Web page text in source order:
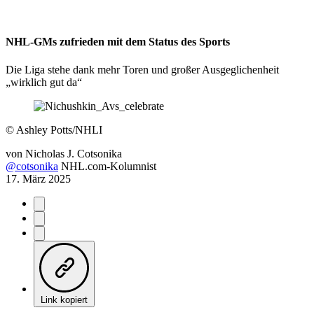
NHL-GMs zufrieden mit dem Status des Sports
Die Liga stehe dank mehr Toren und großer Ausgeglichenheit
„wirklich gut da“
© Ashley Potts/NHLI
von Nicholas J. Cotsonika
@cotsonika NHL.com-Kolumnist
17. März 2025
Link kopiert